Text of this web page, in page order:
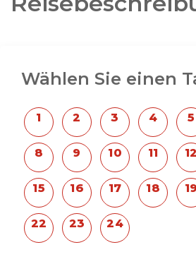
Den Abschluss der Reise bildet
Jahrzehnten eine stetige
Chinesen, die dort ein neues
Diese sogenannte
große Städte wie Kaschgar
schnell verändern und
Chinesen als die
in geringerem Maße Kirgisen,
Kasachen) dort leben.
Wählen Sie einen